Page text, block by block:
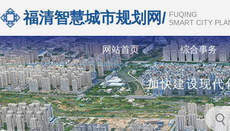
福清智慧城市规划网/ FUQING
SMART CITY
网站首页 综合事务
加快建设现